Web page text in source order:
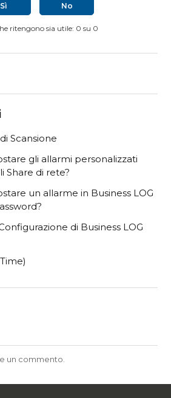
Sì No
ritengono sia utile: 0 su 0
Scansione
gli allarmi personalizzati
Share di rete?
un allarme in Business LOG
di Business LOG
un commento.